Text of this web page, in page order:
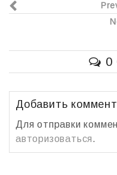
0
Добавить
Для отправки
авторизоваться.